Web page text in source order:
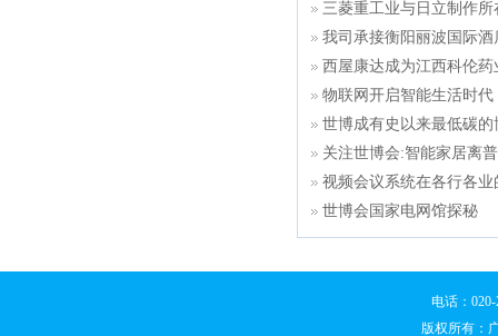
三菱重工业与日立制作
我司承接衡阳丽波国际
西屋康达成为江西科伦
物联网开启智能生活时代
世博成有史以来最低碳的
关注世博会:智能家居离
视频会议系统在各行各业
世博会国家电网馆探秘
电话：
版权所有：